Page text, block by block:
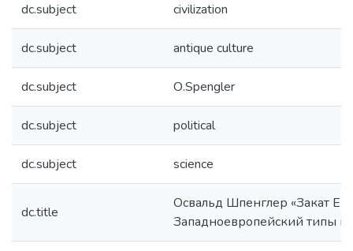
dc.subject civilization
dc.subject antique culture
dc.subject О.Spengler
dc.subject political
dc.subject science
dc.title
Освальд Шпенглер «Закат
Западноевропейский типы